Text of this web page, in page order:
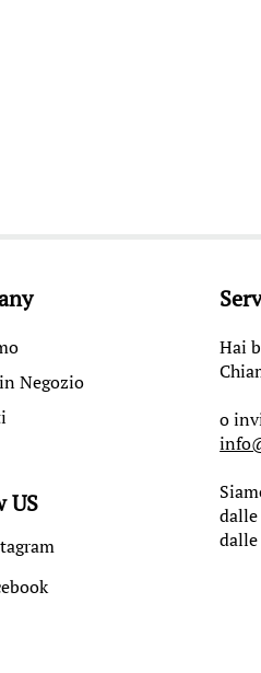
Negozio
US
Hai
o